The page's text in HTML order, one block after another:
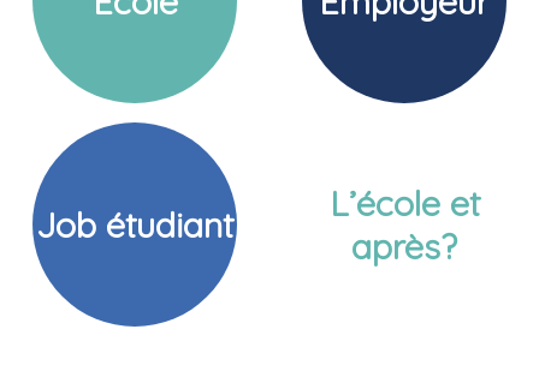
Job étudiant
L’école et
après?